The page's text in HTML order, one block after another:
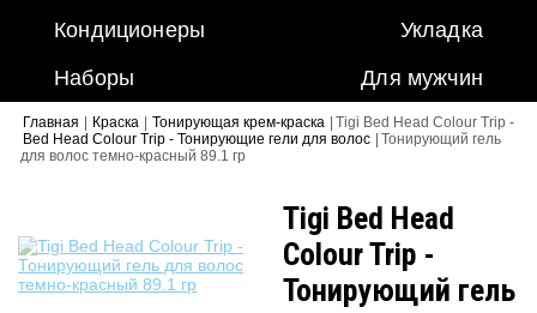
Кондиционеры
Укладка
Наборы
Для мужчин
Главная Краска Тонирующая крем-краска
Bed Head Colour Trip - Тонирующие гели для волос
Tigi Bed Head Colour Trip -
Тонирующий гель
для волос темно-красный 89.1 гр
Tigi Bed Head
Colour Trip -
Тонирующий гель